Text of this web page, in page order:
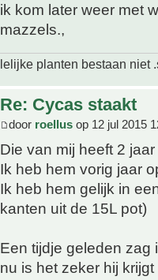
ik kom later weer met
mazzels.,
lelijke planten bestaan niet
Re: Cycas staakt
door roellus op 12 jul 2015
Die van mij heeft 2
Ik heb hem vorig jaar
Ik heb hem gelijk in
kanten uit de 15L pot)
Een tijdje geleden zag
nu is het zeker hij